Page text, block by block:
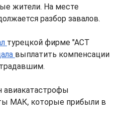
жители. На месте
разбор завалов.
турецкой фирме "АСТ
выплатить компенсации
авиакатастрофы
МАК, которые прибыли в